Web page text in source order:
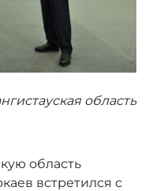
область
область
встретился с